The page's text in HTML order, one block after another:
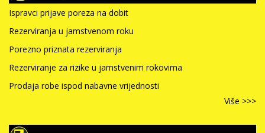
Ispravci prijave poreza na dobit
Rezerviranja u jamstvenom roku
Porezno priznata rezerviranja
Rezerviranje za rizike u jamstvenim rokovima
Prodaja robe ispod nabavne vrijednosti
Više >>>